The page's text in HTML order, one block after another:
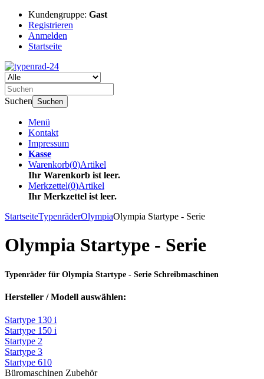
Kundengruppe: Gast
Registrieren
Anmelden
Startseite
Suchen Suchen
Menü
Kontakt
Impressum
Kasse
Warenkorb(0)Artikel
Ihr Warenkorb ist leer.
Merkzettel(0)Artikel
Ihr Merkzettel ist leer.
StartseiteTypenräderOlympiaOlympia Startype - Serie
Olympia Startype - Serie
Typenräder für Olympia Startype - Serie Schreibmaschinen
Hersteller / Modell auswählen:
Startype 130 i
Startype 150 i
Startype 2
Startype 3
Startype 610
Büromaschinen Zubehör